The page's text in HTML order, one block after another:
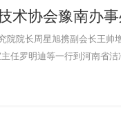
术协会豫南办
院长周星旭携副会长王帅
任罗明迪等一行到河南省
菡净化科技有限公司总......